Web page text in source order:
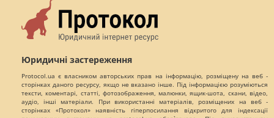
Юридичні застереження
Protocol.ua є власником авторських прав на інформацію, розміщену на веб -
сторінках даного ресурсу, якщо не вказано інше. Під інформацією розуміються
тексти, коментарі, статті, фотозображення, малюнки, ящик-шота, скани, відео,
аудіо, інші матеріали. При використанні матеріалів, розміщених на веб -
сторінках «Протокол» наявність гіперпосилання відкритого для індексації